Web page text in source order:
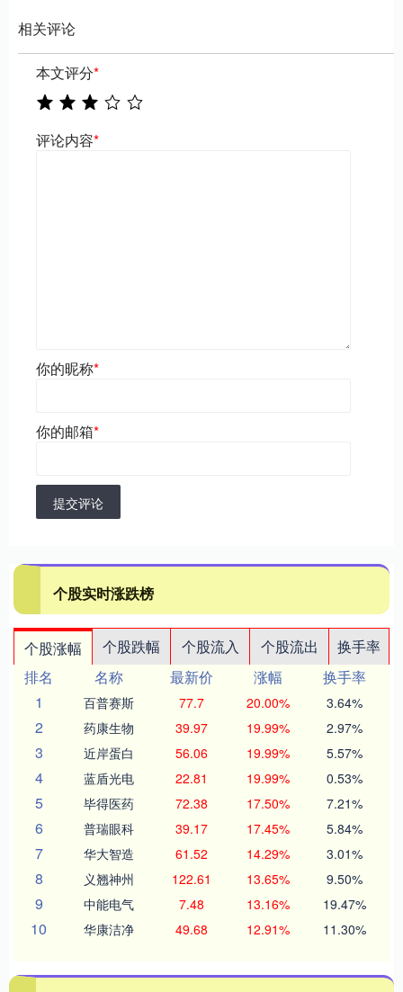
相关评论
本文评分*
评论内容*
你的昵称*
你的邮箱*
提交评论
个股实时涨跌榜
个股涨幅 个股跌幅 个股流入 个股流出
换手率
排名
名称 最新价 涨幅
换手率
1
百普赛斯 77.7 20.00% 3.64%
2 药康生物 39.97 19.99% 2.97%
3 近岸蛋白 56.06 19.99% 5.57%
4 蓝盾光电 22.81 19.99% 0.53%
5 毕得医药 72.38 17.50% 7.21%
6 普瑞眼科 39.17 17.45% 5.84%
7 华大智造 61.52 14.29% 3.01%
8 义翘神州 122.61 13.65% 9.50%
9 中能电气 7.48 13.16% 19.47%
10 华康洁净 49.68 12.91% 11.30%